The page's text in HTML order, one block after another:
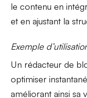
le contenu en
et en ajustant la
Exemple
Un rédacteur de
optimiser
améliorant ainsi sa